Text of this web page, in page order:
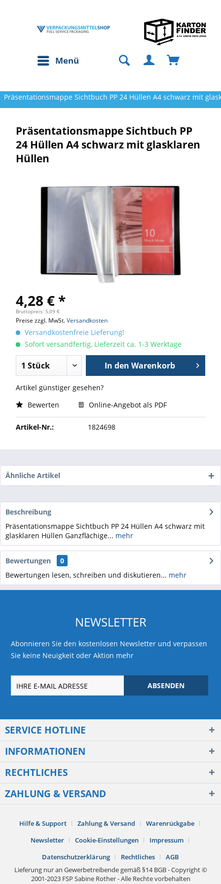
Menü
Präsentationsmappe Sichtbuch PP 24 Hüllen A4 schwarz mit
Präsentationsmappe Sichtbuch PP
24 Hüllen A4 schwarz mit glasklaren
Hüllen
4,28 € *
Bruttopreis: 5,09 €
Preise zzgl. MwSt.Versandkosten
Versandkostenfreie Lieferung!
Sofort versandfertig, Lieferzeit ca. 1-3 Werktage
In den Warenkorb
Artikel günstiger gesehen?
Bewerten
Online-Angebot als PDF
Artikel-Nr.: 1824698
Ähnliche Artikel
Beschreibung
Präsentationsmappe Sichtbuch PP 24 Hüllen A4 schwarz mit
glasklaren Hüllen Ganzflächige... mehr
Bewertungen
0
Bewertungen lesen, schreiben und diskutieren... mehr
NEWSLETTER
Abonnieren Sie den kostenlosen Newsletter und verpassen
Sie keine Neuigkeit oder Aktion mehr
ABSENDEN
SERVICE HOTLINE
INFORMATIONEN
RECHTLICHES
ZAHLUNG & VERSAND
Hilfe & Support Zahlung & Versand
Warenrückgabe
Newsletter
Cookie-Einstellungen
Impressum
Datenschutzerklärung
Rechtliches
AGB
Lieferung nur an Gewerbetreibende gemäß §14 BGB - Copyright ©
2001-2023 FSP Sabine Rother - Alle Rechte vorbehalten